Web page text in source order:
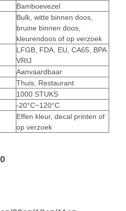
Bamboevezel
Bulk, witte binnen doos,
bruine binnen doos,
kleurendoos of op verzoek
LFGB, FDA, EU, CA65, BPA
VRIJ
Aanvaardbaar
Thuis, Restaurant
1000 STUKS
-20°C~120°C
Effen kleur, decal printen of
op verzoek